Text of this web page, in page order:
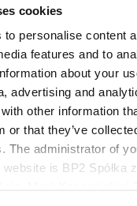
cookies
to personalise content
features and to
about your
advertising and
other information
or that they’ve
The administrator of
is BP2 Spółka
linki